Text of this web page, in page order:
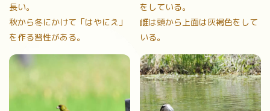
長い。
秋から冬にかけて「はやにえ」
を作る習性がある。
をしている。
雌は頭から上面は灰褐色をして
いる。